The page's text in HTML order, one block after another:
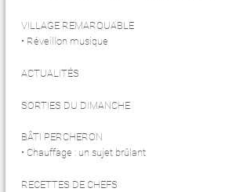
VILLAGE REMARQUABLE
• Réveillon musique
ACTUALITÉS
SORTIES DU DIMANCHE
BÂTI PERCHERON
• Chauffage : un sujet brûlant
RECETTES DE CHEFS